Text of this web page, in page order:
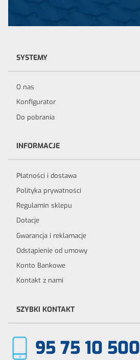
SYSTEMY
O nas
Konfigurator
Do pobrania
INFORMACJE
Płatności i dostawa
Polityka prywatności
Regulamin sklepu
Dotacje
Gwarancja i reklamacje
Odstąpienie od umowy
Konto Bankowe
Kontakt z nami
SZYBKI KONTAKT
95 75 10 500